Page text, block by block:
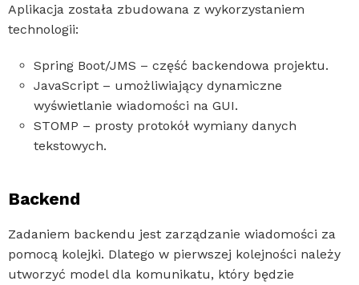
Aplikacja została zbudowana z wykorzystaniem
technologii:
Spring Boot/JMS – część backendowa projektu.
JavaScript – umożliwiający dynamiczne
wyświetlanie wiadomości na GUI.
STOMP – prosty protokół wymiany danych
tekstowych.
Backend
Zadaniem backendu jest zarządzanie wiadomości za
pomocą kolejki. Dlatego w pierwszej kolejności należy
utworzyć model dla komunikatu, który będzie